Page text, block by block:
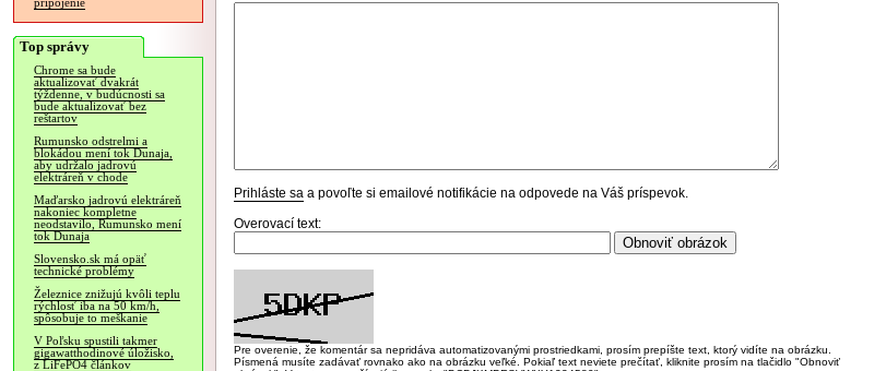
pripojenie
Top správy
Chrome sa bude
aktualizovať dvakrát
týždenne, v budúcnosti sa
bude aktualizovať bez
reštartov
Rumunsko odstrelmi a
blokádou mení tok Dunaja,
aby udržalo jadrovú
elektráreň v chode
Maďarsko jadrovú elektráreň
nakoniec kompletne
neodstavilo, Rumunsko mení
tok Dunaja
Slovensko.sk má opäť
technické problémy
Železnice znižujú kvôli teplu
rýchlosť iba na 50 km/h,
spôsobuje to meškanie
V Poľsku spustili takmer
gigawatthodinové úložisko,
z LiFePO4 článkov
Prihláste sa a povoľte si emailové notifikácie na odpovede na Váš príspevok.
Overovací text:
Pre overenie, že komentár sa nepridáva automatizovanými prostriedkami, prosím prepíšte text, ktorý vidíte na obrázku.
Písmená musíte zadávať rovnako ako na obrázku veľké. Pokiaľ text neviete prečítať, kliknite prosím na tlačidlo "Obnoviť